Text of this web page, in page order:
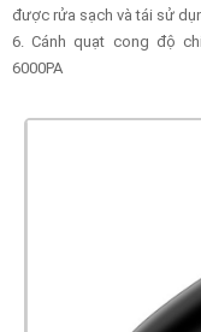
được rửa sạch và tái sử
6. Cánh quạt cong độ
6000PA